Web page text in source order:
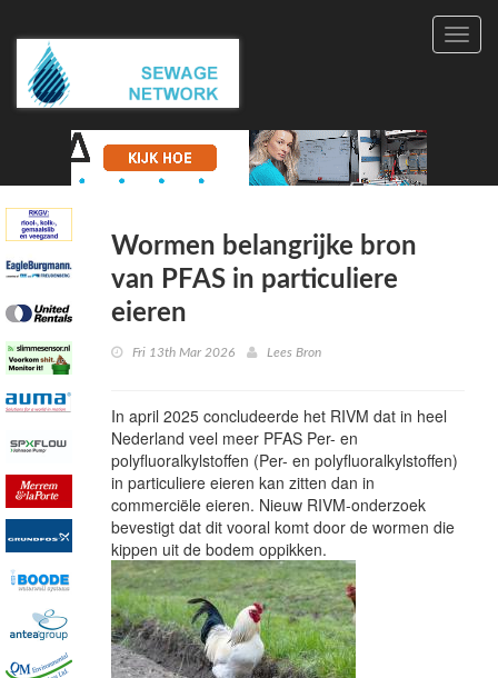
Wormen belangrijke bron
van PFAS in particuliere
eieren
Fri 13th Mar 2026 Lees Bron
In april 2025 concludeerde het RIVM dat in heel
Nederland veel meer PFAS Per- en
polyfluoralkylstoffen (Per- en polyfluoralkylstoffen)
in particuliere eieren kan zitten dan in
commerciële eieren. Nieuw RIVM-onderzoek
bevestigt dat dit vooral komt door de wormen die
kippen uit de bodem oppikken.